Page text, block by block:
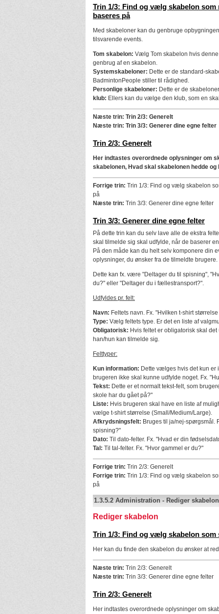
Trin 1/3: Find og vælg skabelon som
baseres på
Med skabeloner kan du genbruge
tilsvarende events.
Tom skabelon: Vælg Tom skabelon hvis
genbrug af en skabelon.
Systemskabeloner: Dette er de standard-
BadmintonPeople stiller til rådighed.
Personlige skabeloner: Dette er de
klub: Ellers kan du vælge den klub, som en
Næste trin: Trin 2/3: Generelt
Næste trin: Trin 3/3: Generer dine egne felter
Trin 2/3: Generelt
Her indtastes overordnede oplysninger om
skabelonen, Hvad skal skabelonen hedde og
Forrige trin: Trin 1/3: Find og vælg skabelon
på
Næste trin: Trin 3/3: Generer dine egne felter
Trin 3/3: Generer dine egne felter
På dette trin kan du selv lave alle de ekstra
skal tilmelde sig skal udfylde, når de baserer
På den måde kan du helt selv komponere din
oplysninger, du ønsker fra de tilmeldte brugere.
Dette kan fx. være "Deltager du til spisning",
du?" eller "Deltager du i fællestransport?".
Udfyldes pr. felt:
Navn: Feltets navn. Fx. "Hvilken t-shirt
Type: Vælg feltets type. Er det en liste af
Obligatorisk: Hvis feltet er obligatorisk skal
han/hun kan tilmelde sig.
Felttyper:
Kun information: Dette vælges hvis det kun er
brugeren ikke skal kunne udfylde noget. Fx.
Tekst: Dette er et normalt tekst-felt, som
skole har du gået på?"
Liste: Hvis brugeren skal have en liste af
vælge t-shirt størrelse (Small/Medium/Large).
Afkrydsningsfelt: Bruges til ja/nej-spørgsmål.
spisning?"
Dato: Til dato-felter. Fx. "Hvad er din
Tal: Til tal-felter. Fx. "Hvor gammel er du?"
Forrige trin: Trin 2/3: Generelt
Forrige trin: Trin 1/3: Find og vælg skabelon
på
1.3.5.2 Administration - Rediger skabelon
Rediger skabelon
Trin 1/3: Find og vælg skabelon som
Her kan du finde den skabelon du ønsker at
Næste trin: Trin 2/3: Generelt
Næste trin: Trin 3/3: Generer dine egne felter
Trin 2/3: Generelt
Her indtastes overordnede oplysninger om